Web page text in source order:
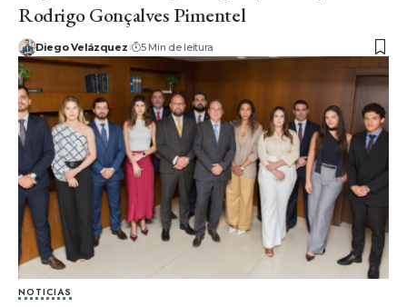
Rodrigo Gonçalves Pimentel
Diego Velázquez 5 Min de leitura
NOTICIAS